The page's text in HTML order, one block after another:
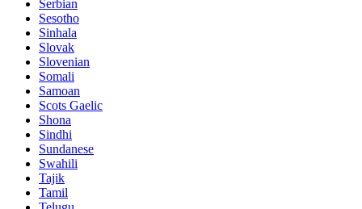
Serbian
Sesotho
Sinhala
Slovak
Slovenian
Somali
Samoan
Scots Gaelic
Shona
Sindhi
Sundanese
Swahili
Tajik
Tamil